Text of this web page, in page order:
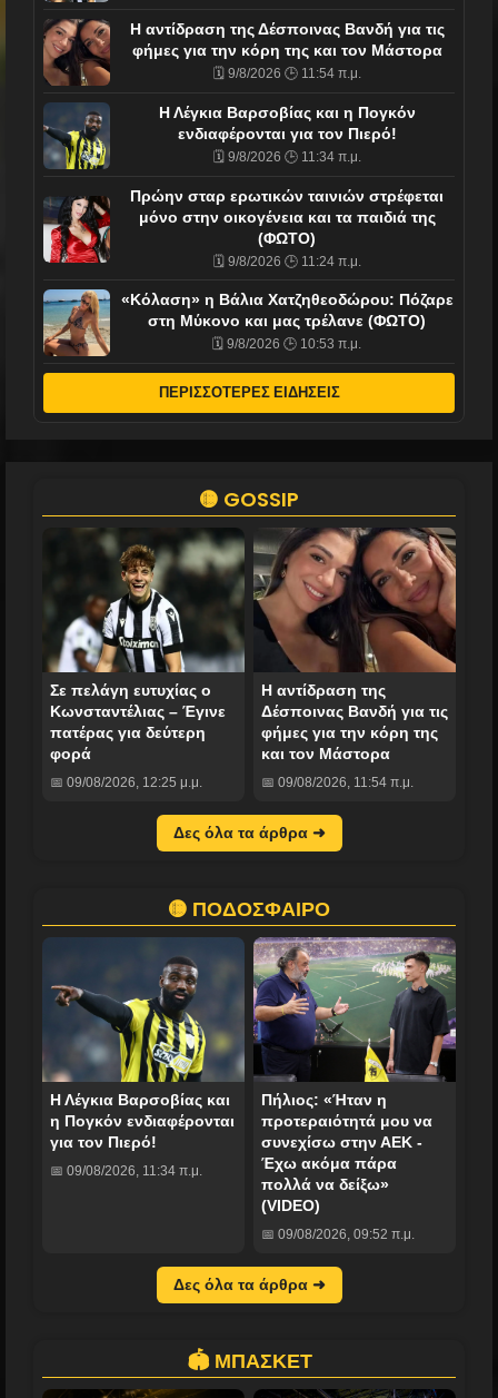
Η αντίδραση της Δέσποινας Βανδή για τις
φήμες για την κόρη της και τον Μάστορα
🗓️ 9/8/2026 🕒 11:54 π.μ.
Η Λέγκια Βαρσοβίας και η Πογκόν
ενδιαφέρονται για τον Πιερό!
🗓️ 9/8/2026 🕒 11:34 π.μ.
Πρώην σταρ ερωτικών ταινιών στρέφεται
μόνο στην οικογένεια και τα παιδιά της
(ΦΩΤΟ)
🗓️ 9/8/2026 🕒 11:24 π.μ.
«Κόλαση» η Βάλια Χατζηθεοδώρου: Πόζαρε
στη Μύκονο και μας τρέλανε (ΦΩΤΟ)
🗓️ 9/8/2026 🕒 10:53 π.μ.
ΠΕΡΙΣΣΟΤΕΡΕΣ ΕΙΔΗΣΕΙΣ
🟡 GOSSIP
Σε πελάγη ευτυχίας ο
Κωνσταντέλιας – Έγινε
πατέρας για δεύτερη
φορά
📅 09/08/2026, 12:25 μ.μ.
Η αντίδραση της
Δέσποινας Βανδή για τις
φήμες για την κόρη της
και τον Μάστορα
📅 09/08/2026, 11:54 π.μ.
Δες όλα τα άρθρα ➜
🟡 ΠΟΔΟΣΦΑΙΡΟ
Η Λέγκια Βαρσοβίας και
η Πογκόν ενδιαφέρονται
για τον Πιερό!
📅 09/08/2026, 11:34 π.μ.
Πήλιος: «Ήταν η
προτεραιότητά μου να
συνεχίσω στην ΑΕΚ -
Έχω ακόμα πάρα
πολλά να δείξω»
(VIDEO)
📅 09/08/2026, 09:52 π.μ.
Δες όλα τα άρθρα ➜
🏟️ ΜΠΑΣΚΕΤ